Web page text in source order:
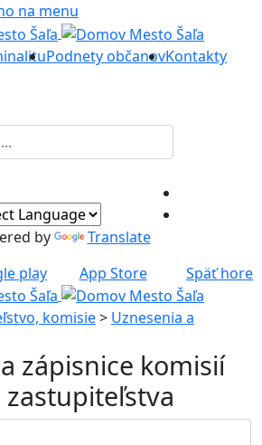
na menu
Podnety občanovKontakty
by
Translate
play App Store Späť hore
komisie> Uznesenia a
zápisnice komisií